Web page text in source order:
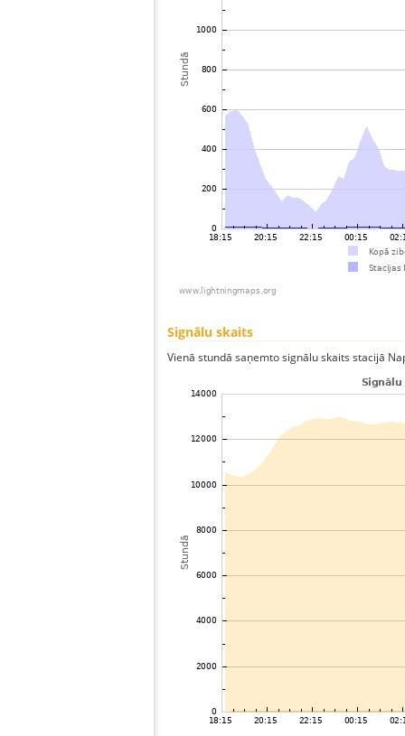
Signālu skaits
Vienā stundā saņemto signālu skaits stacijā